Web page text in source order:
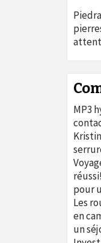
MP3
réussi!
pour
Les
en
un